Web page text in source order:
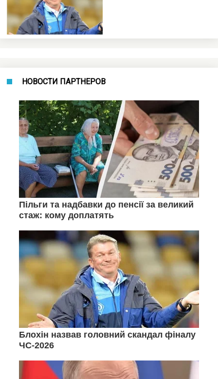
НОВОСТИ ПАРТНЕРОВ